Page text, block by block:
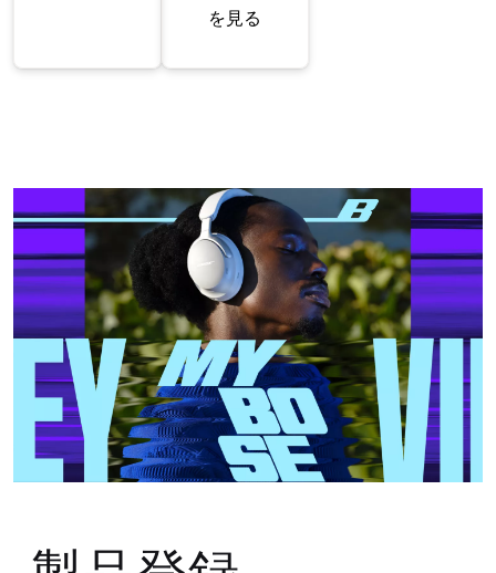
を見る